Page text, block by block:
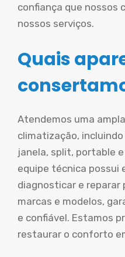
confiança que nossos
nossos serviços.
Quais
Atendemos uma
climatização,
janela, split, portable
equipe técnica possui
diagnosticar e reparar
marcas e modelos,
e confiável. Estamos
restaurar o conforto